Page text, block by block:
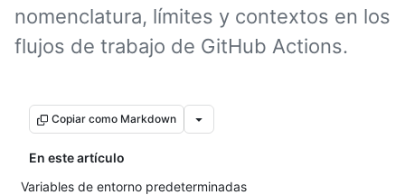
nomenclatura, límites y contextos en los
flujos de trabajo de GitHub Actions.
Copiar como Markdown
En este artículo
Variables de entorno predeterminadas